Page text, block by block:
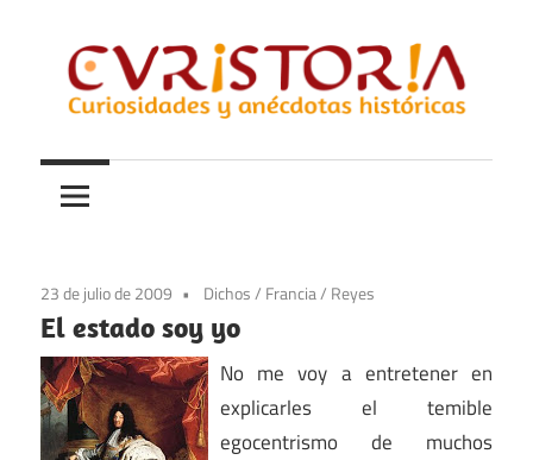
contenido
Curistoria
y
anécdotas
historia
23 de julio de 2009 Dichos/ Francia/ Reyes
El estado soy yo
No me voy a entretener en
explicarles el temible
egocentrismo de muchos